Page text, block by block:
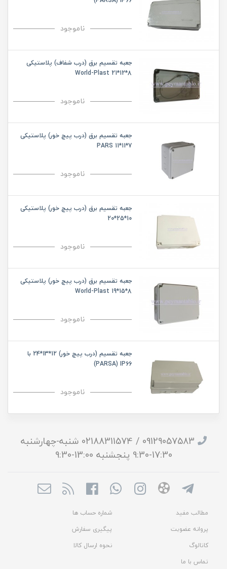
ناموجود
جعبه تقسیم برق (درب شفاف) پلاستیکی
8*12*21 World-Plast
ناموجود
جعبه تقسیم برق (درب پیچ خور) پلاستیکی
PARS 11*11*7
ناموجود
جعبه تقسیم برق (درب پیچ خور) پلاستیکی
10*25*20
ناموجود
جعبه تقسیم برق (درب پیچ خور) پلاستیکی
8*15*19 World-Plast
ناموجود
جعبه تقسیم (درب پیچ خور) 12*13*24 با
PARSA) IP66)
ناموجود
09129057583 / 02188311574 شنبه-چهارشنبه
17:30-9:30 پنجشنبه 13:00-9:30
مطالب مفید
شماره حساب ها
پروانه عضویت
پیگیری سفارش
کاتالوگ
نحوه ارسال کالا
تماس با ما